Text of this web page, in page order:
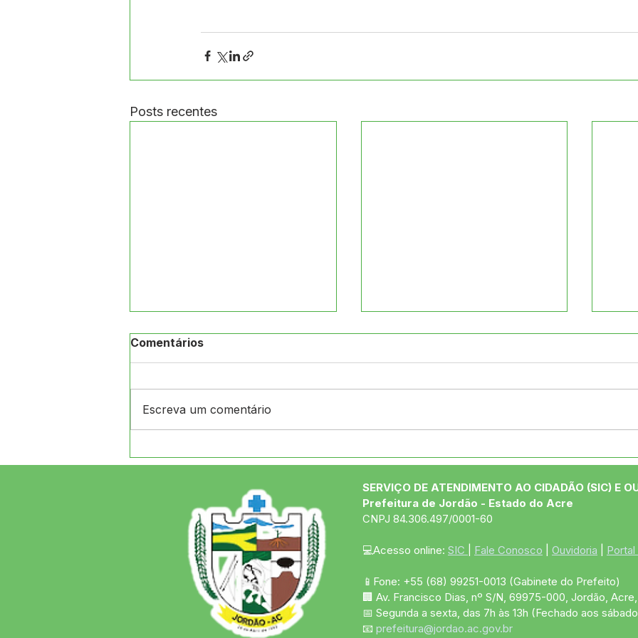
Posts recentes
Ouro Branco à
MAXIMANI 2026 Entrega
Sucesso Absoluto e
Consolida a Força da
Cultura em Jordão
Comentários
Escreva um comentário
SERVIÇO DE ATENDIMENTO AO CIDADÃO (SIC) E
Prefeitura de Jordão - Estado do Acre
CNPJ 84.306.497/0001-60
💻Acesso online: SIC Fale Conosco Ouvidoria
📱Fone: +55 (68) 99251-0013 (Gabinete do Prefeito)
🏢 Av. Francisco Dias, nº S/N, 69975-000, Jordão,
📅 Segunda a sexta, das 7h às 13h (Fechado aos
📧 prefeitura@jordao.ac.gov.br